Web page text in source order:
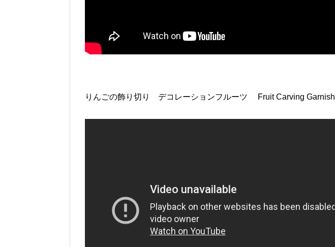
りんごの飾り切り デコレーションフルーツ Fruit Carving Garnish